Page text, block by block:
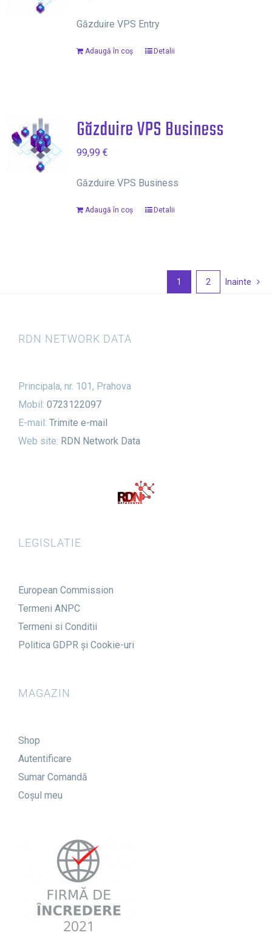
Găzduire VPS Entry
Adaugă în coș Detalii
Găzduire VPS Business
99,99 €
Găzduire VPS Business
Adaugă în coș Detalii
1 2 Inainte
RDN NETWORK DATA
Principala, nr. 101, Prahova
Mobil: 0723122097
E-mail: Trimite e-mail
Web site: RDN Network Data
LEGISLATIE
European Commission
Termeni ANPC
Termeni si Conditii
Politica GDPR și Cookie-uri
MAGAZIN
Shop
Autentificare
Sumar Comandă
Coșul meu